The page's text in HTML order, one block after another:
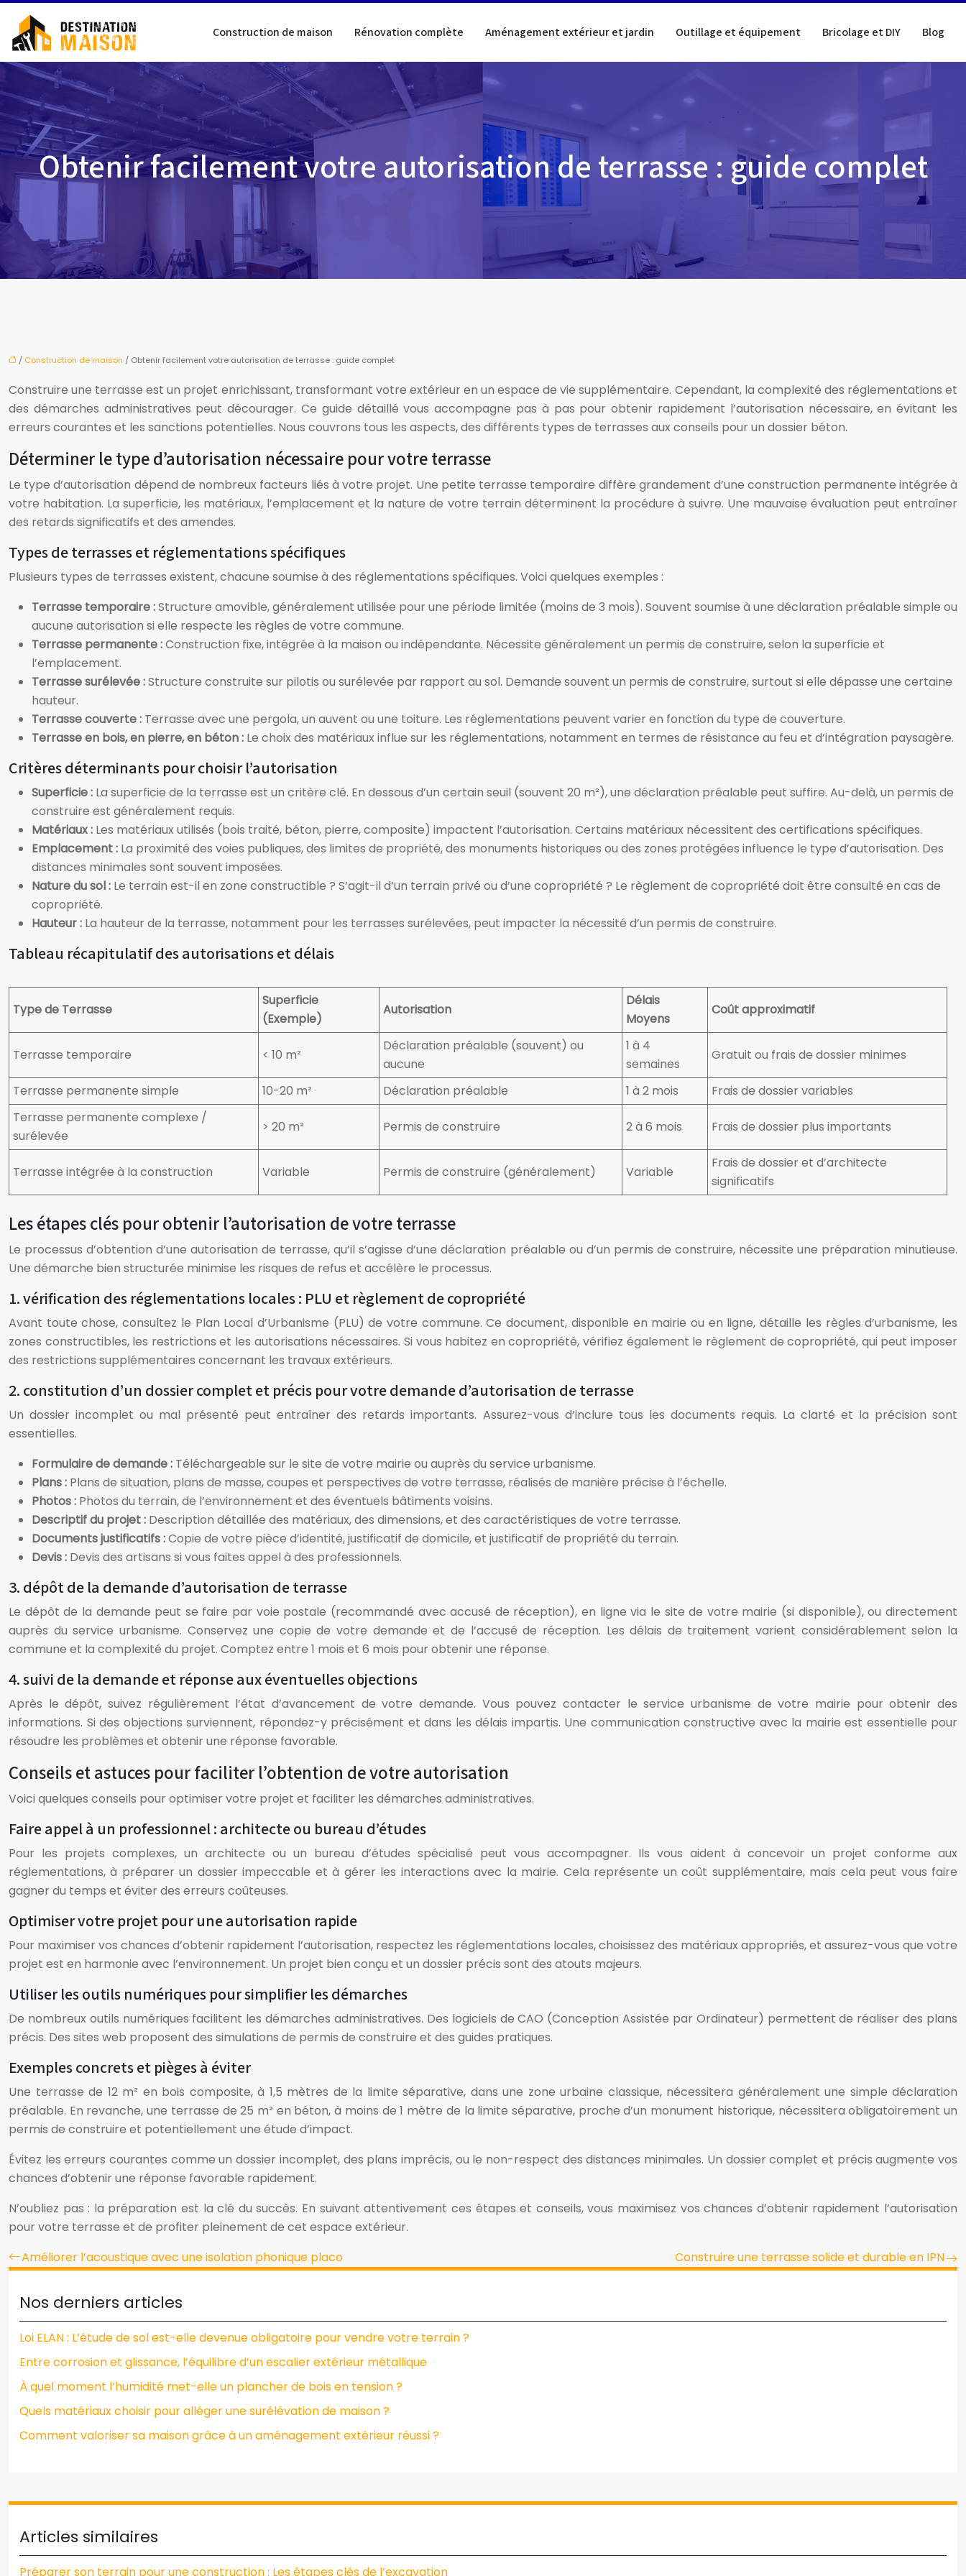
Construction de maison Rénovation complète Aménagement extérieur et jardin Outillage et équipement Bricolage et DIY Blog
Obtenir facilement votre autorisation de terrasse : guide complet
/ Construction de maison / Obtenir facilement votre autorisation de terrasse : guide complet
Construire une terrasse est un projet enrichissant, transformant votre extérieur en un espace de vie supplémentaire. Cependant, la complexité des réglementations et
des démarches administratives peut décourager. Ce guide détaillé vous accompagne pas à pas pour obtenir rapidement l’autorisation nécessaire, en évitant les
erreurs courantes et les sanctions potentielles. Nous couvrons tous les aspects, des différents types de terrasses aux conseils pour un dossier béton.
Déterminer le type d’autorisation nécessaire pour votre terrasse
Le type d’autorisation dépend de nombreux facteurs liés à votre projet. Une petite terrasse temporaire diffère grandement d’une construction permanente intégrée à
votre habitation. La superficie, les matériaux, l’emplacement et la nature de votre terrain déterminent la procédure à suivre. Une mauvaise évaluation peut entraîner
des retards significatifs et des amendes.
Types de terrasses et réglementations spécifiques
Plusieurs types de terrasses existent, chacune soumise à des réglementations spécifiques. Voici quelques exemples :
Terrasse temporaire :Structure amovible, généralement utilisée pour une période limitée (moins de 3 mois). Souvent soumise à une déclaration préalable simple ou
aucune autorisation si elle respecte les règles de votre commune.
Terrasse permanente :Construction fixe, intégrée à la maison ou indépendante. Nécessite généralement un permis de construire, selon la superficie et
l’emplacement.
Terrasse surélevée :Structure construite sur pilotis ou surélevée par rapport au sol. Demande souvent un permis de construire, surtout si elle dépasse une certaine
hauteur.
Terrasse couverte : Terrasse avec une pergola, un auvent ou une toiture. Les réglementations peuvent varier en fonction du type de couverture.
Terrasse en bois, en pierre, en béton : Le choix des matériaux influe sur les réglementations, notamment en termes de résistance au feu et d’intégration paysagère.
Critères déterminants pour choisir l’autorisation
Superficie : La superficie de la terrasse est un critère clé. En dessous d’un certain seuil (souvent 20 m²), une déclaration préalable peut suffire. Au-delà, un permis de
construire est généralement requis.
Matériaux : Les matériaux utilisés (bois traité, béton, pierre, composite) impactent l’autorisation. Certains matériaux nécessitent des certifications spécifiques.
Emplacement : La proximité des voies publiques, des limites de propriété, des monuments historiques ou des zones protégées influence le type d’autorisation. Des
distances minimales sont souvent imposées.
Nature du sol : Le terrain est-il en zone constructible ? S’agit-il d’un terrain privé ou d’une copropriété ? Le règlement de copropriété doit être consulté en cas de
copropriété.
Hauteur : La hauteur de la terrasse, notamment pour les terrasses surélevées, peut impacter la nécessité d’un permis de construire.
Tableau récapitulatif des autorisations et délais
Type de Terrasse
Superficie
(Exemple)
Autorisation
Délais
Moyens
Coût approximatif
Terrasse temporaire < 10 m²
Déclaration préalable (souvent) ou
aucune
1 à 4
semaines
Gratuit ou frais de dossier minimes
Terrasse permanente simple 10-20 m² Déclaration préalable 1 à 2 mois
Frais de dossier variables
Terrasse permanente complexe /
surélevée
> 20 m² Permis de construire 2 à 6 mois Frais de dossier plus importants
Terrasse intégrée à la construction Variable Permis de construire (généralement) Variable
Frais de dossier et d’architecte
significatifs
Les étapes clés pour obtenir l’autorisation de votre terrasse
Le processus d’obtention d’une autorisation de terrasse, qu’il s’agisse d’une déclaration préalable ou d’un permis de construire, nécessite une préparation minutieuse.
Une démarche bien structurée minimise les risques de refus et accélère le processus.
1. vérification des réglementations locales : PLU et règlement de copropriété
Avant toute chose, consultez le Plan Local d’Urbanisme (PLU) de votre commune. Ce document, disponible en mairie ou en ligne, détaille les règles d’urbanisme, les
zones constructibles, les restrictions et les autorisations nécessaires. Si vous habitez en copropriété, vérifiez également le règlement de copropriété, qui peut imposer
des restrictions supplémentaires concernant les travaux extérieurs.
2. constitution d’un dossier complet et précis pour votre demande d’autorisation de terrasse
Un dossier incomplet ou mal présenté peut entraîner des retards importants. Assurez-vous d’inclure tous les documents requis. La clarté et la précision sont
essentielles.
Formulaire de demande : Téléchargeable sur le site de votre mairie ou auprès du service urbanisme.
Plans : Plans de situation, plans de masse, coupes et perspectives de votre terrasse, réalisés de manière précise à l’échelle.
Photos : Photos du terrain, de l’environnement et des éventuels bâtiments voisins.
Descriptif du projet : Description détaillée des matériaux, des dimensions, et des caractéristiques de votre terrasse.
Documents justificatifs :Copie de votre pièce d’identité, justificatif de domicile, et justificatif de propriété du terrain.
Devis : Devis des artisans si vous faites appel à des professionnels.
3. dépôt de la demande d’autorisation de terrasse
Le dépôt de la demande peut se faire par voie postale (recommandé avec accusé de réception), en ligne via le site de votre mairie (si disponible), ou directement
auprès du service urbanisme. Conservez une copie de votre demande et de l’accusé de réception. Les délais de traitement varient considérablement selon la
commune et la complexité du projet. Comptez entre 1 mois et 6 mois pour obtenir une réponse.
4. suivi de la demande et réponse aux éventuelles objections
Après le dépôt, suivez régulièrement l’état d’avancement de votre demande. Vous pouvez contacter le service urbanisme de votre mairie pour obtenir des
informations. Si des objections surviennent, répondez-y précisément et dans les délais impartis. Une communication constructive avec la mairie est essentielle pour
résoudre les problèmes et obtenir une réponse favorable.
Conseils et astuces pour faciliter l’obtention de votre autorisation
Voici quelques conseils pour optimiser votre projet et faciliter les démarches administratives.
Faire appel à un professionnel : architecte ou bureau d’études
Pour les projets complexes, un architecte ou un bureau d’études spécialisé peut vous accompagner. Ils vous aident à concevoir un projet conforme aux
réglementations, à préparer un dossier impeccable et à gérer les interactions avec la mairie. Cela représente un coût supplémentaire, mais cela peut vous faire
gagner du temps et éviter des erreurs coûteuses.
Optimiser votre projet pour une autorisation rapide
Pour maximiser vos chances d’obtenir rapidement l’autorisation, respectez les réglementations locales, choisissez des matériaux appropriés, et assurez-vous que votre
projet est en harmonie avec l’environnement. Un projet bien conçu et un dossier précis sont des atouts majeurs.
Utiliser les outils numériques pour simplifier les démarches
De nombreux outils numériques facilitent les démarches administratives. Des logiciels de CAO (Conception Assistée par Ordinateur) permettent de réaliser des plans
précis. Des sites web proposent des simulations de permis de construire et des guides pratiques.
Exemples concrets et pièges à éviter
Une terrasse de 12 m² en bois composite, à 1,5 mètres de la limite séparative, dans une zone urbaine classique, nécessitera généralement une simple déclaration
préalable. En revanche, une terrasse de 25 m² en béton, à moins de 1 mètre de la limite séparative, proche d’un monument historique, nécessitera obligatoirement un
permis de construire et potentiellement une étude d’impact.
Évitez les erreurs courantes comme un dossier incomplet, des plans imprécis, ou le non-respect des distances minimales. Un dossier complet et précis augmente vos
chances d’obtenir une réponse favorable rapidement.
N’oubliez pas : la préparation est la clé du succès. En suivant attentivement ces étapes et conseils, vous maximisez vos chances d’obtenir rapidement l’autorisation
pour votre terrasse et de profiter pleinement de cet espace extérieur.
Améliorer l’acoustique avec une isolation phonique placo
Construire une terrasse solide et durable en IPN
Nos derniers articles
Loi ELAN : L’étude de sol est-elle devenue obligatoire pour vendre votre terrain ?
Entre corrosion et glissance, l’équilibre d’un escalier extérieur métallique
À quel moment l’humidité met-elle un plancher de bois en tension ?
Quels matériaux choisir pour alléger une surélévation de maison ?
Comment valoriser sa maison grâce à un aménagement extérieur réussi ?
Articles similaires
Préparer son terrain pour une construction : Les étapes clés de l’excavation